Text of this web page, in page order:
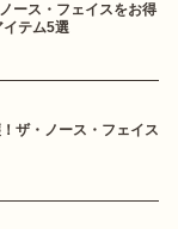
ース・フェイスをお得
イテム5選
ザ・ノース・フェイス